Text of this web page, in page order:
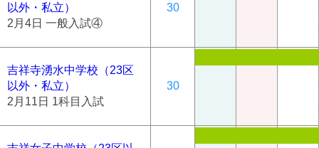
以外・私立）
2月4日 一般入試④
30
吉祥寺湧水中学校（23区
以外・私立）
2月11日 1科目入試
30